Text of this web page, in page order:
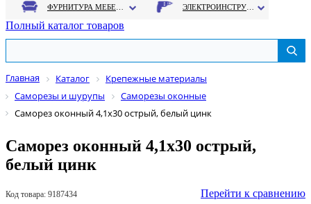
Полный каталог товаров
Главная Каталог
Крепежные материалы
Саморезы и шурупы
Саморезы оконные
Саморез оконный 4,1х30 острый, белый цинк
Саморез оконный 4,1х30 острый,
белый цинк
Код товара: 9187434 Перейти к сравнению